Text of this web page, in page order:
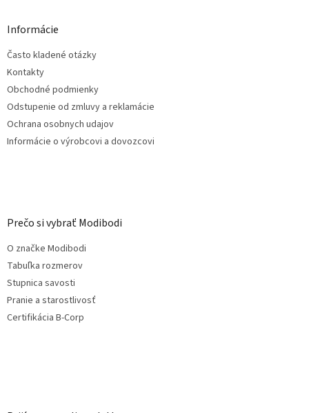
v
ý
i
Informácie
Často kladené otázky
Kontakty
Obchodné podmienky
Odstupenie od zmluvy a reklamácie
Ochrana osobnych udajov
Informácie o výrobcovi a dovozcovi
Prečo si vybrať Modibodi
O značke Modibodi
Tabuľka rozmerov
Stupnica savosti
Pranie a starostlivosť
Certifikácia B-Corp